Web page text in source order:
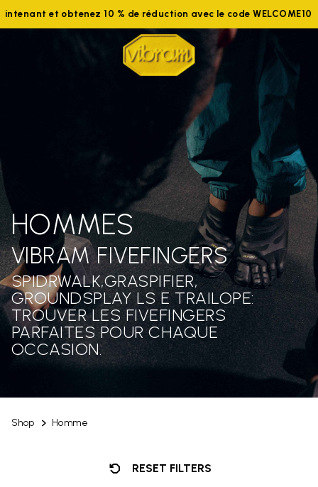
et obtenez 10 % de réduction avec le code WELCOME10
Shop Homme
HOMMES
VIBRAM FIVEFINGERS
SPIDRWALK,GRASPIFIER,
GROUNDSPLAY LS E TRAILOPE:
TROUVER LES FIVEFINGERS
PARFAITES POUR CHAQUE
OCCASION.
RESET FILTERS